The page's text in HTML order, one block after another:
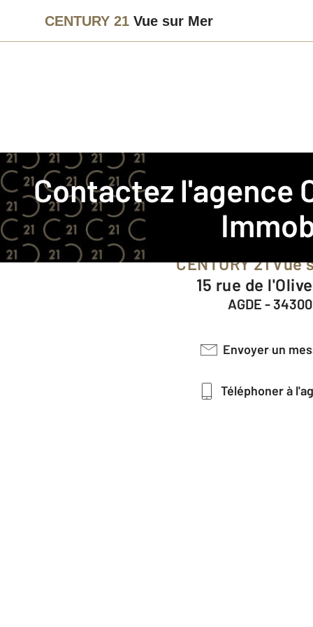
CENTURY 21 Vue sur Mer
Contactez l'agence
Agence immobilière
Notre agence à AGDE
CENTURY 21
15 rue de
AGDE - 34300
Envoyer un
Téléphoner à